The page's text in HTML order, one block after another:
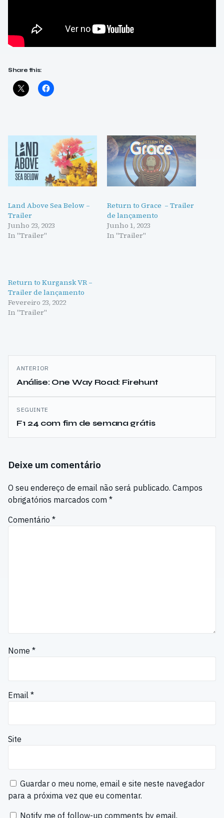
Share this:
Land Above Sea Below –
Trailer
Junho 23, 2023
In "Trailer"
Return to Grace – Trailer
de lançamento
Junho 1, 2023
In "Trailer"
Return to Kurgansk VR –
Trailer de lançamento
Fevereiro 23, 2022
In "Trailer"
Navegação
de
artigos
ANTERIOR
Análise: One Way Road: Firehunt
SEGUINTE
F1 24 com fim de semana grátis
Deixe um comentário
O seu endereço de email não será publicado. Campos
obrigatórios marcados com *
Comentário *
Nome *
Email *
Site
Guardar o meu nome, email e site neste navegador
para a próxima vez que eu comentar.
Notify me of follow-up comments by email.